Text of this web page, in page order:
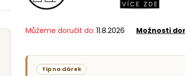
Můžeme doručit do: 11.8.2026 Možnosti
Tip na dárek